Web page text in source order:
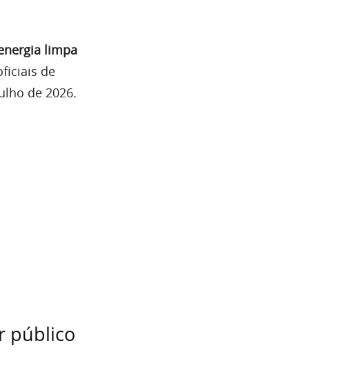
limpa
de
de 2026.
público